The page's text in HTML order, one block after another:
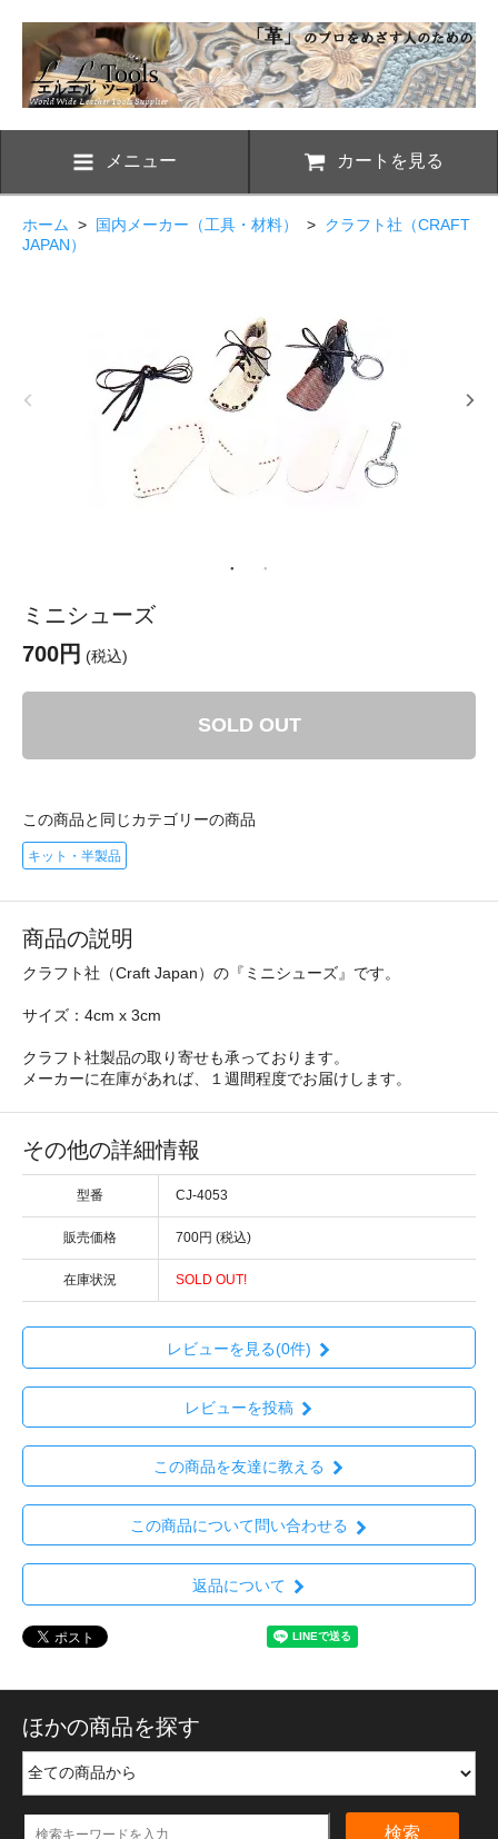
メニュー カートを見る
ホーム > 国内メーカー（工具・材料） > クラフト社（CRAFT
JAPAN）
ミニシューズ
700円 (税込)
SOLD OUT
この商品と同じカテゴリーの商品
キット・半製品
商品の説明
クラフト社（Craft Japan）の『ミニシューズ』です。
サイズ：4cm x 3cm
クラフト社製品の取り寄せも承っております。
メーカーに在庫があれば、１週間程度でお届けします。
その他の詳細情報
型番 CJ-4053
販売価格 700円 (税込)
在庫状況 SOLD OUT!
レビューを見る(0件)
レビューを投稿
この商品を友達に教える
この商品について問い合わせる
返品について
ほかの商品を探す
検索